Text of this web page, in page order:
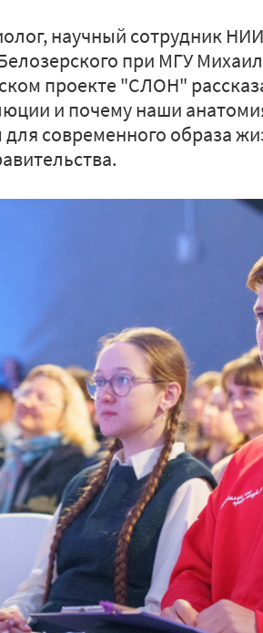
научный сотрудник
при МГУ
проекте "СЛОН"
и почему наши
современного образа